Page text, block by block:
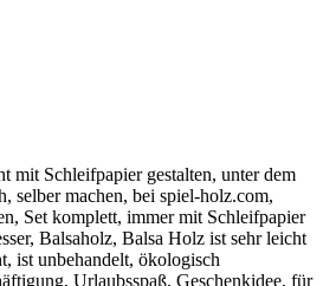
mit Schleifpapier gestalten, unter dem
selber machen, bei spiel-holz.com,
Set komplett, immer mit Schleifpapier
Balsaholz, Balsa Holz ist sehr leicht
ist unbehandelt, ökologisch
Urlaubsspaß, Geschenkidee, für